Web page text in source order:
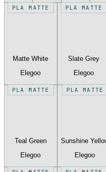
PLA MATTE
Matte White
Elegoo
PLA MATTE
Slate Grey
Elegoo
PLA MATTE
Teal Green
Elegoo
PLA MATTE
Sunshine
Elegoo